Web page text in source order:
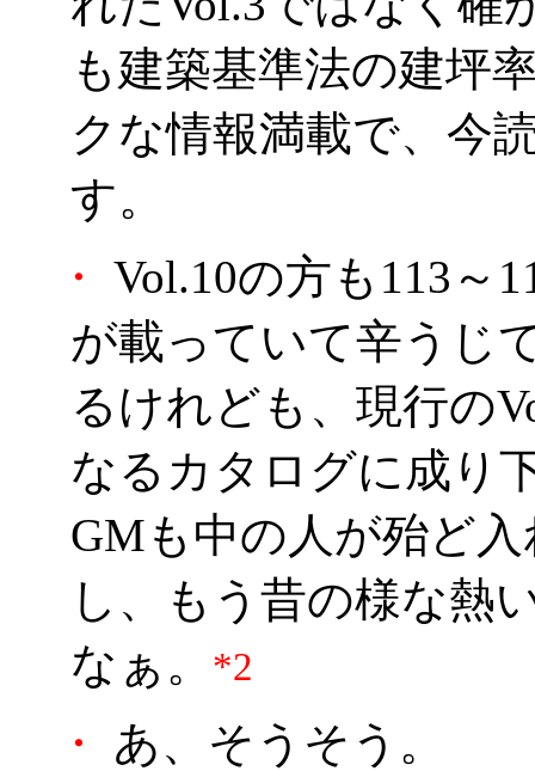
も建築基準法の建坪
クな情報満載で、今
す。
・
Vol.10の方も113～
が載っていて辛うじ
るけれども、現行の
なるカタログに成り
GMも中の人が殆ど
し、もう昔の様な熱
なぁ。
*2
・
あ、そうそう。